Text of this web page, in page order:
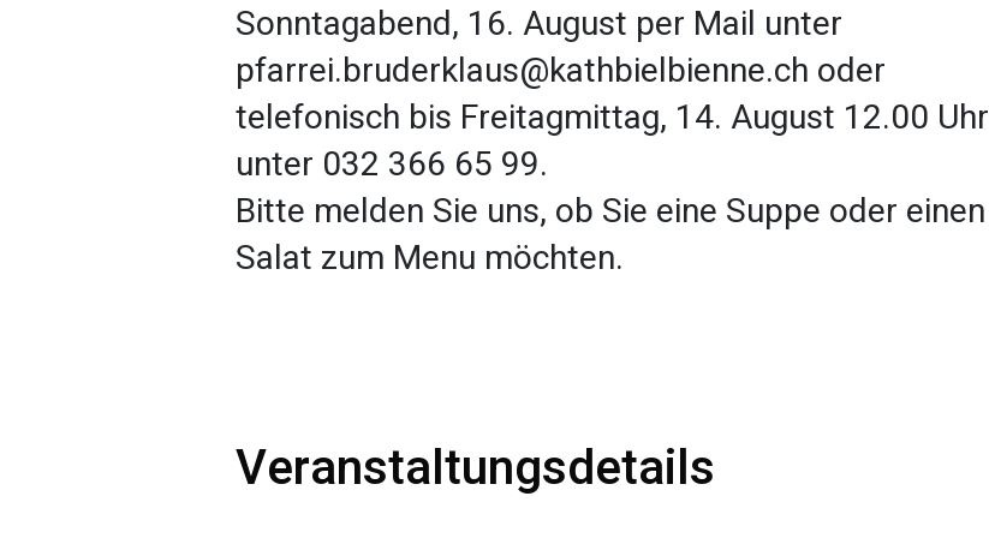
Sonntagabend, 16. August per Mail unter
pfarrei.bruderklaus@kathbielbienne.ch oder
telefonisch bis Freitagmittag, 14. August 12.00 Uhr
unter 032 366 65 99.
Bitte melden Sie uns, ob Sie eine Suppe oder einen
Salat zum Menu möchten.
Veranstaltungsdetails